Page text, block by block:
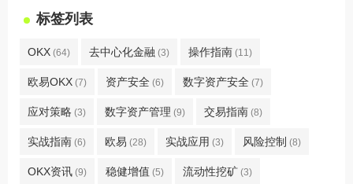
标签列表
OKX (64) 去中心化金融 (3) 操作指南 (11)
欧易OKX (7) 资产安全 (6) 数字资产安全 (7)
应对策略 (3) 数字资产管理 (9) 交易指南 (8)
实战指南 (6) 欧易 (28) 实战应用 (3) 风险控制 (8)
OKX资讯 (9) 稳健增值 (5) 流动性挖矿 (3)